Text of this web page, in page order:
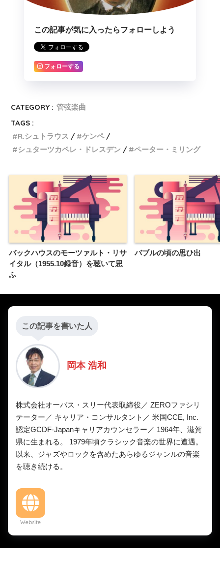
この記事が気に入ったらフォローしよう
フォローする
CATEGORY : 管弦楽曲
TAGS :
R.シュトラウス
ケンペ
シュターツカペレ・ドレスデン
ペーター・ミリング
バックハウスのモーツァルト・リサ
イタル（1955.10録音）を聴いて思
ふ
バブルの頃の思ひ出
この記事を書いた人
岡本 浩和
株式会社オーパス・スリー代表取締役／ ZEROファシリ
テーター／ キャリア・コンサルタント／ 米国CCE, Inc.
認定GCDF-Japanキャリアカウンセラー／ 1964年、滋賀
県に生まれる。 1979年頃クラシック音楽の世界に遭遇。
以来、ジャズやロックを含めたあらゆるジャンルの音楽
を聴き続ける。
Website